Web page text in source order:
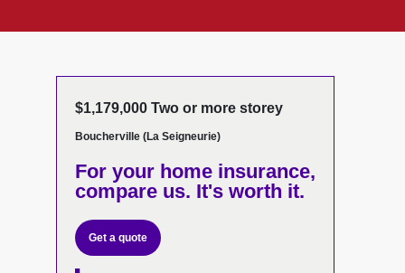
$1,179,000 Two or more storey
Boucherville (La Seigneurie)
For your home insurance,
compare us. It's worth it.
Get a quote